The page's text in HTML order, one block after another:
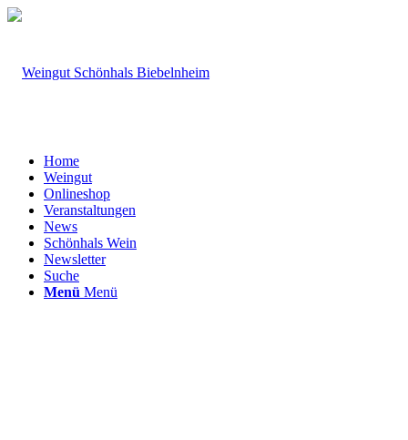
Home
Weingut
Onlineshop
Veranstaltungen
News
Schönhals Wein
Newsletter
Suche
Menü Menü